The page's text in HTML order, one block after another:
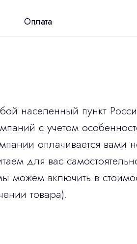
Оплата
населенный пункт
с учетом
оплачивается вами
для вас
можем включить в
товара).